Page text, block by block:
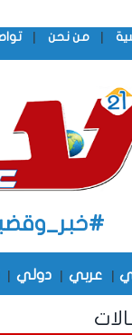
| من نحن |
| عربي | دولي |